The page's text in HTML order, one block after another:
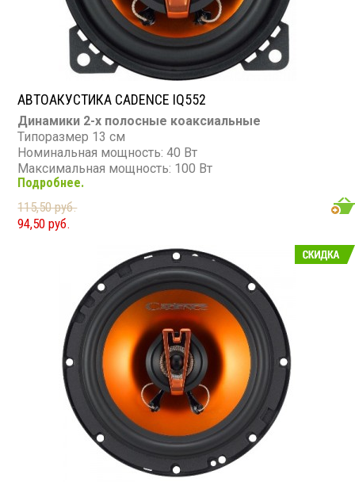
АВТОАКУСТИКА CADENCE IQ552
Динамики 2-х полосные коаксиальные
Типоразмер 13 см
Номинальная мощность: 40 Вт
Максимальная мощность: 100 Вт
Диапазон частот: 70 - 20 000 Гц
Чувствительность: 88 дБ
Сопротивление: 4 Ом
Подробнее.
115,50 руб.
94,50 руб.